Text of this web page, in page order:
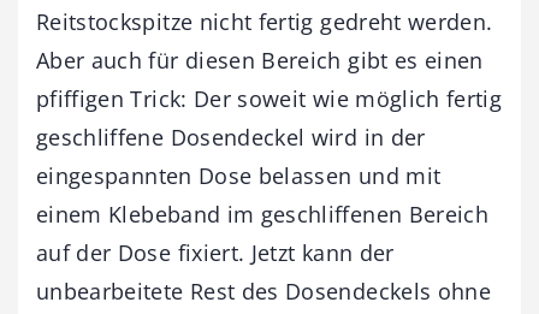
Reitstockspitze nicht fertig gedreht werden.
Aber auch für diesen Bereich gibt es einen
pfiffigen Trick: Der soweit wie möglich fertig
geschliffene Dosendeckel wird in der
eingespannten Dose belassen und mit
einem Klebeband im geschliffenen Bereich
auf der Dose fixiert. Jetzt kann der
unbearbeitete Rest des Dosendeckels ohne